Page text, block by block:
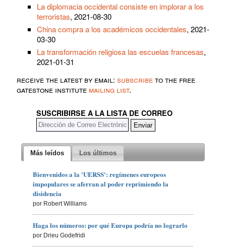
La diplomacia occidental consiste en implorar a los
terroristas, 2021-08-30
China compra a los académicos occidentales, 2021-
03-30
La transformación religiosa las escuelas francesas,
2021-01-31
receive the latest by email: subscribeto the free
gatestone institute mailing list.
SUSCRIBIRSE A LA LISTA DE CORREO
Más leídos Los últimos
Bienvenidos a la 'UERSS': regímenes europeos
impopulares se aferran al poder reprimiendo la
disidencia
por Robert Williams
Haga los números: por qué Europa podría no lograrlo
por Drieu Godefridi